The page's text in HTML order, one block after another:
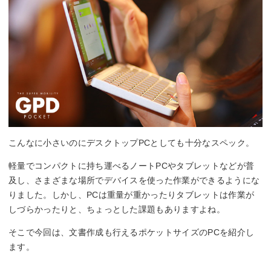
こんなに小さいのにデスクトップPCとしても十分なスペック。
軽量でコンパクトに持ち運べるノートPCやタブレットなどが普
及し、さまざまな場所でデバイスを使った作業ができるようにな
りました。しかし、PCは重量が重かったりタブレットは作業が
しづらかったりと、ちょっとした課題もありますよね。
そこで今回は、文書作成も行えるポケットサイズのPCを紹介し
ます。